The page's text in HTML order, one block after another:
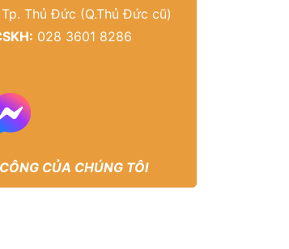
Thủ Đức (Q.Thủ Đức cũ)
028 3601 8286
CỦA CHÚNG TÔI